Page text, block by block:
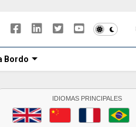
Bordo
IDIOMAS PRINCIPALES